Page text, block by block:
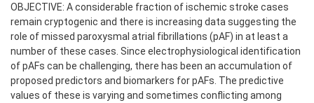
OBJECTIVE: A considerable fraction of ischemic stroke cases
remain cryptogenic and there is increasing data suggesting the
role of missed paroxysmal atrial fibrillations (pAF) in at least a
number of these cases. Since electrophysiological identification
of pAFs can be challenging, there has been an accumulation of
proposed predictors and biomarkers for pAFs. The predictive
values of these is varying and sometimes conflicting among